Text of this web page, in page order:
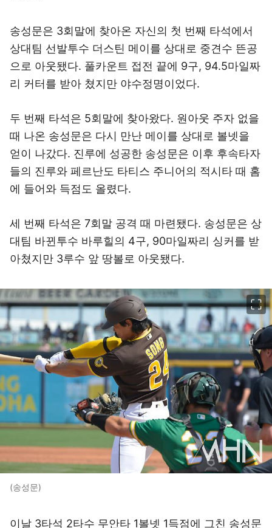
송성문은 3회말에 찾아온 자신의 첫 번째 타석에서
상대팀 선발투수 더스틴 메이를 상대로 중견수 뜬공
으로 아웃됐다. 풀카운트 접전 끝에 9구, 94.5마일짜
리 커터를 받아 쳤지만 야수정명이었다.
두 번째 타석은 5회말에 찾아왔다. 원아웃 주자 없을
때 나온 송성문은 다시 만난 메이를 상대로 볼넷을
얻이 나갔다. 진루에 성공한 송성문은 이후 후속타자
들의 진루와 페르난도 타티스 주니어의 적시타 때 홈
에 들어와 득점도 올렸다.
세 번째 타석은 7회말 공격 때 마련됐다. 송성문은 상
대팀 바뀐투수 바루힐의 4구, 90마일짜리 싱커를 받
아쳤지만 3루수 앞 땅볼로 아웃됐다.
(송성문)
이날 3타석 2타수 무안타 1볼넷 1득점에 그친 송성문